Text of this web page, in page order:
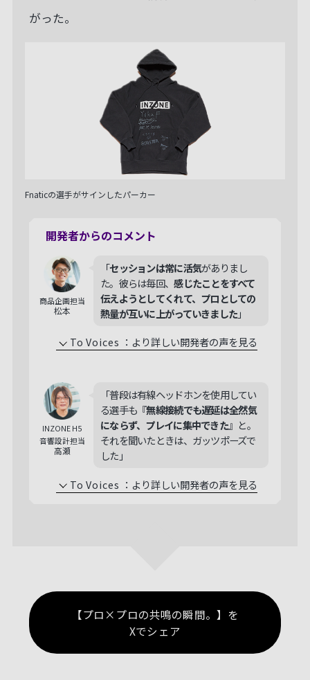
がった。
Fnaticの選手がサインしたパーカー
開発者からのコメント
商品企画担当
松本
「セッションは常に活気がありまし
た。彼らは毎回、感じたことをすべて
伝えようとしてくれて、プロとしての
熱量が互いに上がっていきました」
To Voices ： より詳しい開発者の声を見る
INZONE H5
音響設計担当
高瀬
「普段は有線ヘッドホンを使用してい
る選手も『無線接続でも遅延は全然気
にならず、プレイに集中できた』と。
それを聞いたときは、ガッツポーズで
した」
To Voices ： より詳しい開発者の声を見る
【プロ×プロの共鳴の瞬間。】を
Xでシェア